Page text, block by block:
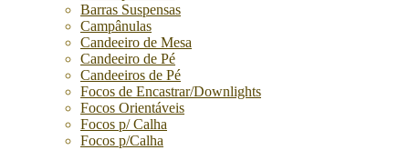
Barras Suspensas
Campânulas
Candeeiro de Mesa
Candeeiro de Pé
Candeeiros de Pé
Focos de Encastrar/Downlights
Focos Orientáveis
Focos p/ Calha
Focos p/Calha